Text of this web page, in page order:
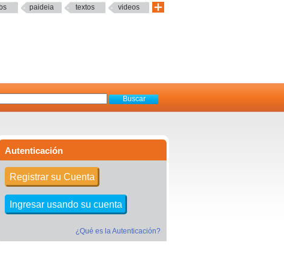
paideia textos videos
Autenticación
Registrar su Cuenta
Ingresar usando su cuenta
¿Qué es la Autenticación?